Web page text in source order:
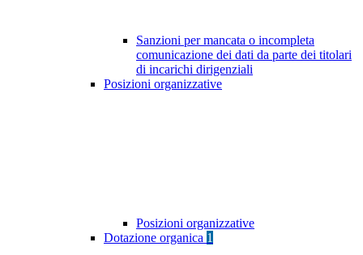
Sanzioni per mancata o incompleta
comunicazione dei dati da parte dei titolari
di incarichi dirigenziali
Posizioni organizzative
Posizioni organizzative
Dotazione organica 1